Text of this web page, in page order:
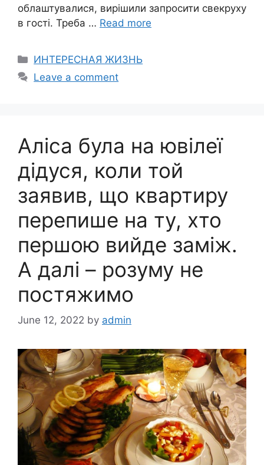
облаштувалися, вирішили запросити свекруху
в гості. Треба … Read more
Categories
ИНТЕРЕСНАЯ ЖИЗНЬ
Leave a comment
Аліса була на ювілеї
дідуся, коли той
заявив, що квартиру
перепише на ту, хто
першою вийде заміж.
А далі – розуму не
постяжимо
June 12, 2022 by admin